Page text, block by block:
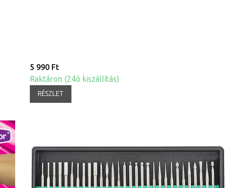
5 990 Ft
Raktáron (24ó kiszállítás)
RÉSZLET